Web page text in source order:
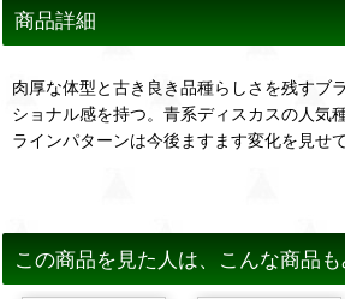
商品詳細
肉厚な体型と古き良き品種らしさを残すブ
ショナル感を持つ。青系ディスカスの人気
ラインパターンは今後ますます変化を見せ
この商品を見た人は、こんな商品も